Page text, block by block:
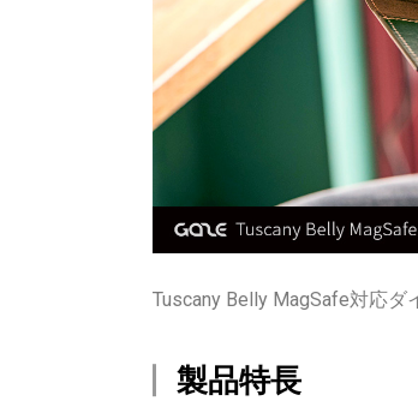
Tuscany Belly MagSafe対応
製品特長